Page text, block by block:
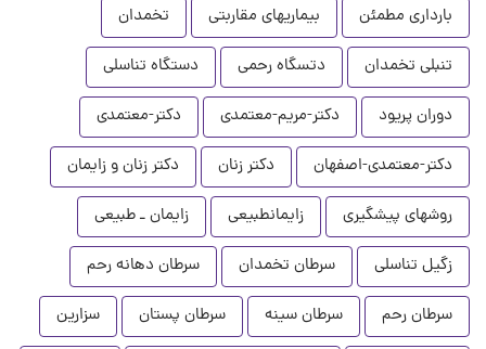
بارداری مطمئن
بیماریهای مقاربتی
تخمدان
تنبلی تخمدان
دتسگاه رحمی
دستگاه تناسلی
دوران پریود
دکتر-مریم-معتمدی
دکتر-معتمدی
دکتر-معتمدی-اصفهان
دکتر زنان
دکتر زنان و زایمان
روشهای پیشگیری
زایمانطبیعی
زایمان ـ طبیعی
زگیل تناسلی
سرطان تخمدان
سرطان دهانه رحم
سرطان رحم
سرطان سینه سرطان پستان
سزارین